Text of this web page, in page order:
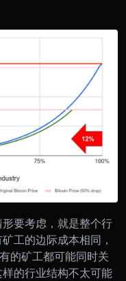
要考虑，就是整个行
工的边际成本相同，
的矿工都可能同时关
的行业结构不太可能